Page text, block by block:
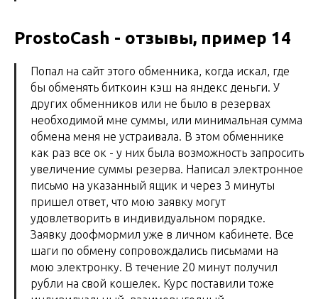
ProstoCash - отзывы, пример 14
Попал на сайт этого обменника, когда искал, где
бы обменять биткоин кэш на яндекс деньги. У
других обменников или не было в резервах
необходимой мне суммы, или минимальная сумма
обмена меня не устраивала. В этом обменнике
как раз все ок - у них была возможность запросить
увеличение суммы резерва. Написал электронное
письмо на указанный ящик и через 3 минуты
пришел ответ, что мою заявку могут
удовлетворить в индивидуальном порядке.
Заявку доофмормил уже в личном кабинете. Все
шаги по обмену сопровождались письмами на
мою электронку. В течение 20 минут получил
рубли на свой кошелек. Курс поставили тоже